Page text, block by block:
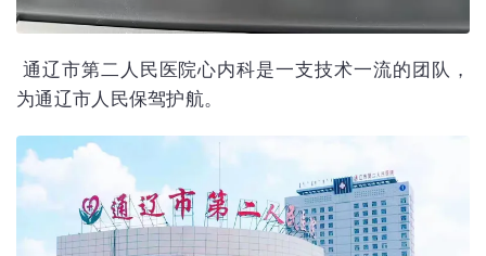
通辽市第二人民医院心内科是一支技术一流的团队，
为通辽市人民保驾护航。